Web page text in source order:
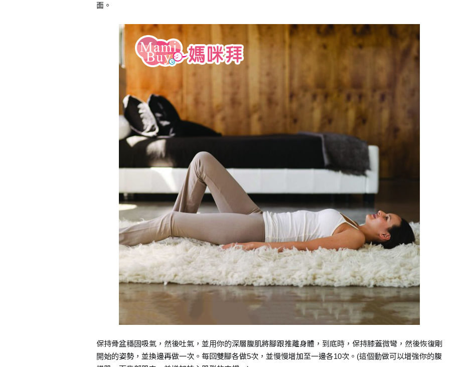
面。
保持骨盆穩固吸氣，然後吐氣，並用你的深層腹肌將腳跟推離身體，到底時，保持膝蓋微彎，然後恢復剛
開始的姿勢，並換邊再做一次。每回雙腳各做5次，並慢慢增加至一邊各10次。(這個動做可以增強你的腹